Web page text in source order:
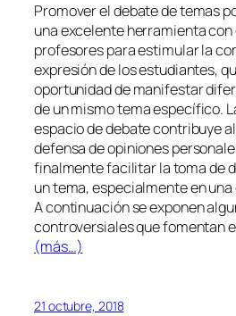
Promover el debate de temas
una excelente herramienta
profesores para estimular la
expresión de los estudiantes,
oportunidad de manifestar
de un mismo tema específico.
espacio de debate contribuye
defensa de opiniones
finalmente facilitar la toma de
un tema, especialmente en
A continuación se exponen
controversiales que fomentan
(más…)
21 octubre, 2018